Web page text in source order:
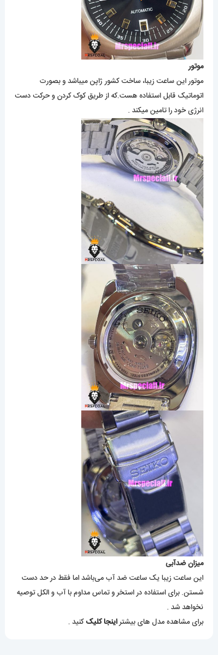
موتور
موتور این ساعت زیبا، ساخت کشور ژاپن میباشد و بصورت
اتوماتیک قابل استفاده هست.که از طریق کوک کردن و حرکت دست
انرژی خود را تامین میکند .
میزان ضدآبی
این ساعت زیبا یک ساعت ضد آب می‌باشد اما فقط در حد دست
شستن. برای استفاده در استخر و تماس مداوم با آب و الکل توصیه
نخواهد شد .
برای مشاهده مدل های بیشتراینجا کلیککنید .